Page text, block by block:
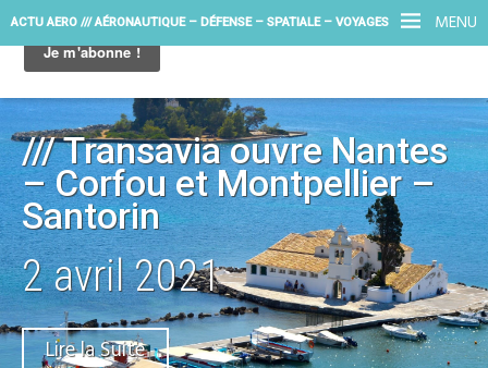
MENU
ACTU AERO /// AÉRONAUTIQUE – DÉFENSE – SPATIALE – VOYAGES
/// Transavia ouvre Nantes
– Corfou et Montpellier –
Santorin
2 avril 2021
Lire la Suite